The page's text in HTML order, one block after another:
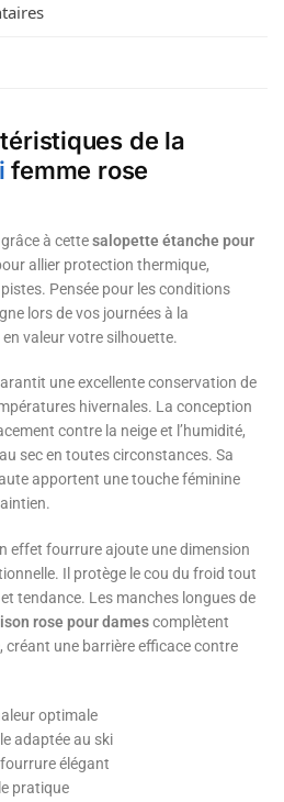
de la
femme rose
à cettesalopette étanche pour
allier protection thermique,
Pensée pour les conditions
lors de vos journées à la
valeur votre silhouette.
une excellente conservation de
hivernales. La conception
contre la neige et l’humidité,
sec en toutes circonstances. Sa
apportent une touche féminine
effet fourrure ajoute une dimension
Il protège le cou du froid tout
tendance. Les manches longues de
rose pour damescomplètent
une barrière efficace contre
optimale
adaptée au ski
élégant
pratique